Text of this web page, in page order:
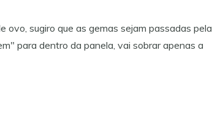
ovo, sugiro que as gemas sejam passadas pela
para dentro da panela, vai sobrar apenas a